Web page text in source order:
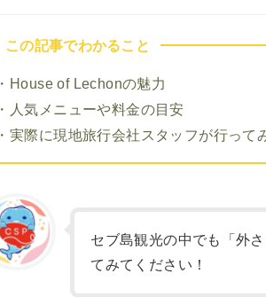
この記事でわかること
・House of Lechonの魅力
・人気メニューや料金の目安
・実際に現地旅行会社スタッフが行って
セブ島観光の中でも「外
てみてください！